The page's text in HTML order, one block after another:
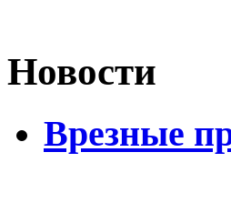
Новости
Врезные